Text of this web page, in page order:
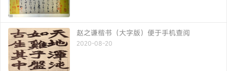
赵之谦楷书（大字版）便于手机查阅
2020-08-20